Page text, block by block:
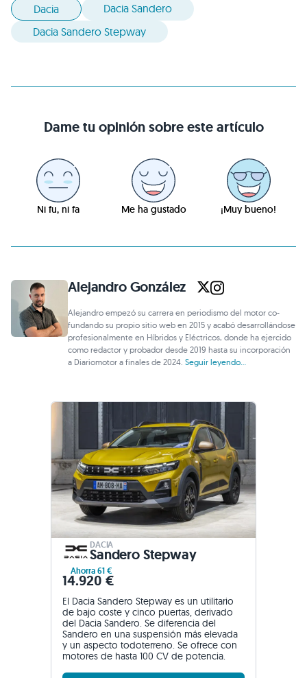
Dacia
Dacia Sandero
Dacia Sandero Stepway
Dame tu opinión sobre este artículo
Ni fu, ni fa Me ha gustado ¡Muy bueno!
Alejandro González
Alejandro empezó su carrera en periodismo del motor co-
fundando su propio sitio web en 2015 y acabó desarrollándose
profesionalmente en Híbridos y Eléctricos, donde ha ejercido
como redactor y probador desde 2019 hasta su incorporación
a Diariomotor a finales de 2024.Seguir leyendo...
DACIA
Sandero Stepway
Ahorra 61 €
14.920 €
El Dacia Sandero Stepway es un utilitario
de bajo coste y cinco puertas, derivado
del Dacia Sandero. Se diferencia del
Sandero en una suspensión más elevada
y un aspecto todoterreno. Se ofrece con
motores de hasta 100 CV de potencia.